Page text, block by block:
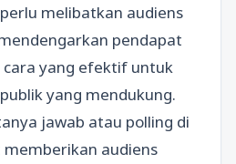
melibatkan audiens
pendapat
yang efektif untuk
yang mendukung.
jawab atau polling di
audiens